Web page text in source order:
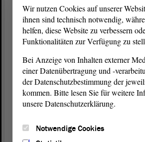
Afghane, der in Vorarlberg einen
schuldunfähig. Der Attentäter von
Michael S. niederstach und danach
Rouven L. mit Kopfstichen
Reutlingen beim Spazierengehen
ins Herz tötete, war schon zuvor
Afghane, der seine schwangere
Salzuflen mutmaßlich ermordete,
ermordete, war ein unbegleiteter
Wir nutzen Cookies auf unserer
ihnen sind technisch notwendig,
helfen, diese Website zu verbessern
Funktionalitäten zur Verfügung zu
Bei Anzeige von Inhalten externer
einer Datenübertragung und -
der Datenschutzbestimmung der
kommen. Bitte lesen Sie für weitere
unsere Datenschutzerklärung.
Notwendige Cookies